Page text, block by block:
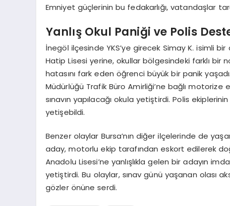
Emniyet güçlerinin bu fedakarlığı, vatandaşlar
Yanlış Okul Paniği ve Polis
İnegöl ilçesinde YKS’ye girecek Simay K. isimli
Hatip Lisesi yerine, okullar bölgesindeki farklı bir
hatasını fark eden öğrenci büyük bir panik
Müdürlüğü Trafik Büro Amirliği’ne bağlı motorize
sınavın yapılacağı okula yetiştirdi. Polis
yetişebildi.
Benzer olaylar Bursa’nın diğer ilçelerinde de
aday, motorlu ekip tarafından eskort edilerek
Anadolu Lisesi’ne yanlışlıkla gelen bir adayın
yetiştirdi. Bu olaylar, sınav günü yaşanan olası
gözler önüne serdi.